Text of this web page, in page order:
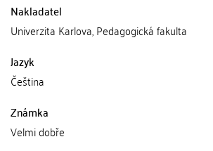
Nakladatel
Univerzita Karlova, Pedagogická fakulta
Jazyk
Čeština
Známka
Velmi dobře